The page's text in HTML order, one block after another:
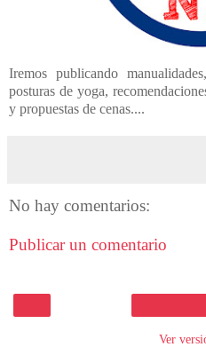
Iremos publicando
posturas de yoga,
y propuestas de cenas....
No hay comentarios:
Publicar un comentario
Ver